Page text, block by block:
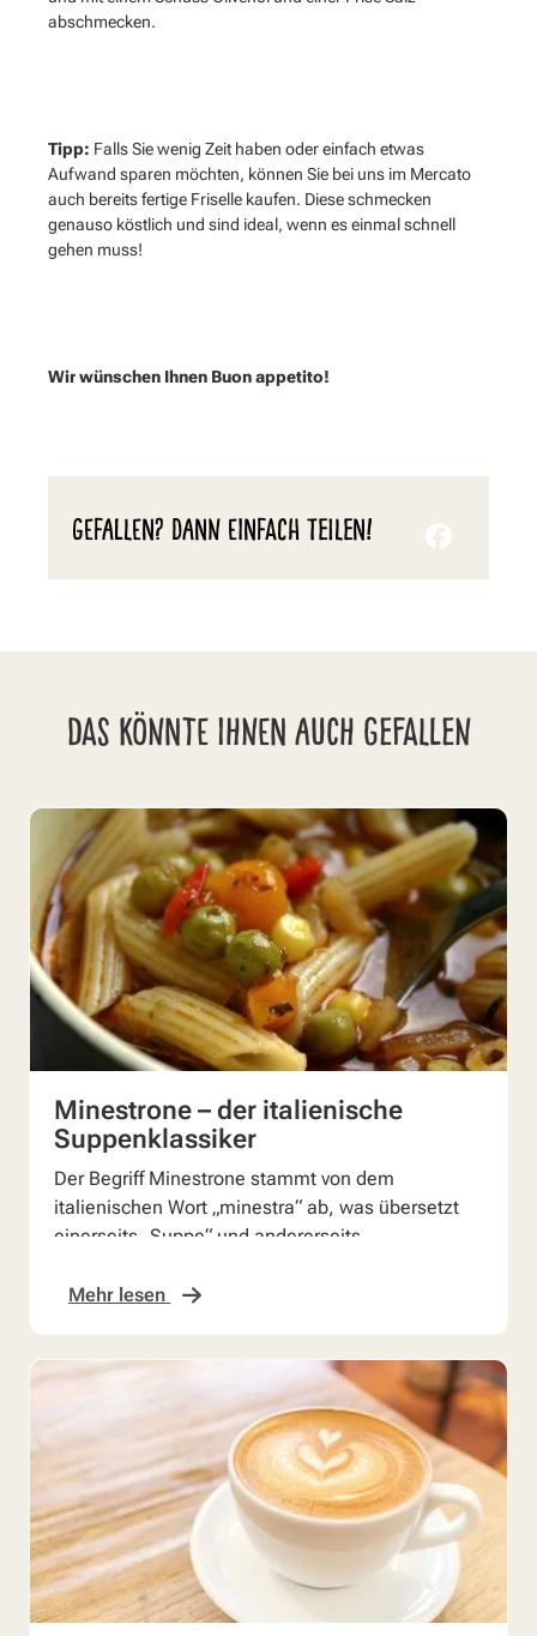
abschmecken.
Tipp: Falls Sie wenig Zeit haben oder einfach etwas
Aufwand sparen möchten, können Sie bei uns im Mercato
auch bereits fertige Friselle kaufen. Diese schmecken
genauso köstlich und sind ideal, wenn es einmal schnell
gehen muss!
Wir wünschen Ihnen Buon appetito!
GEFALLEN? DANN EINFACH TEILEN!
DAS KÖNNTE IHNEN AUCH GEFALLEN
Minestrone – der italienische
Suppenklassiker
Der Begriff Minestrone stammt von dem
italienischen Wort „minestra“ ab, was übersetzt
einerseits „Suppe“ und andererseits
Mehr lesen